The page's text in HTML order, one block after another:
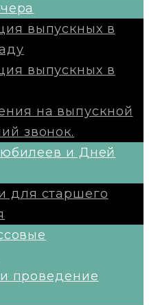
выпускных в
выпускных в
на выпускной
звонок.
и Дней
для старшего
проведение